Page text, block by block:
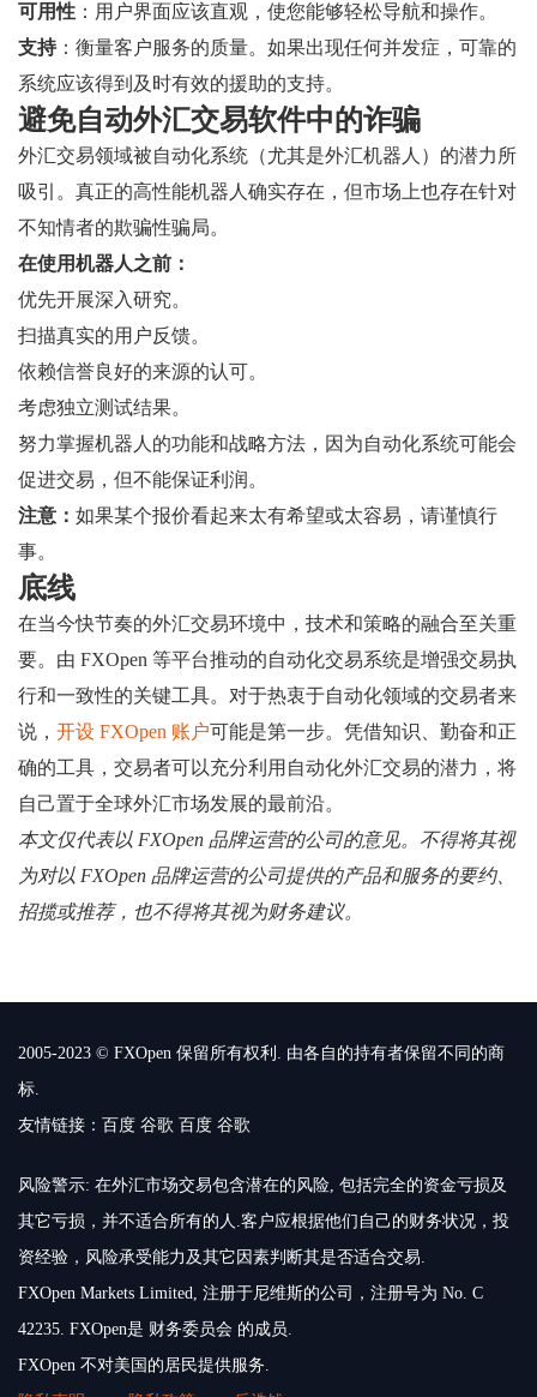
可用性 ：用户界面应该直观，使您能够轻松导航和操作。
支持：衡量客户服务的质量。如果出现任何并发症，可靠的
系统应该得到及时有效的援助的支持。
避免自动外汇交易软件中的诈骗
外汇交易领域被自动化系统（尤其是外汇机器人）的潜力所
吸引。真正的高性能机器人确实存在，但市场上也存在针对
不知情者的欺骗性骗局。
在使用机器人之前：
优先开展深入研究。
扫描真实的用户反馈。
依赖信誉良好的来源的认可。
考虑独立测试结果。
努力掌握机器人的功能和战略方法，因为自动化系统可能会
促进交易，但不能保证利润。
注意： 如果某个报价看起来太有希望或太容易，请谨慎行
事。
底线
在当今快节奏的外汇交易环境中，技术和策略的融合至关重
要。由 FXOpen 等平台推动的自动化交易系统是增强交易执
行和一致性的关键工具。对于热衷于自动化领域的交易者来
说， 开设 FXOpen 账户可能是第一步。凭借知识、勤奋和正
确的工具，交易者可以充分利用自动化外汇交易的潜力，将
自己置于全球外汇市场发展的最前沿。
本文仅代表以 FXOpen 品牌运营的公司的意见。不得将其视
为对以 FXOpen 品牌运营的公司提供的产品和服务的要约、
招揽或推荐，也不得将其视为财务建议。
2005-2023 © FXOpen 保留所有权利. 由各自的持有者保留不同的商
标.
友情链接： 百度 谷歌 百度 谷歌
风险警示: 在外汇市场交易包含潜在的风险, 包括完全的资金亏损及
其它亏损，并不适合所有的人.客户应根据他们自己的财务状况，投
资经验，风险承受能力及其它因素判断其是否适合交易.
FXOpen Markets Limited, 注册于尼维斯的公司，注册号为 No. C
42235. FXOpen是 财务委员会 的成员.
FXOpen 不对美国的居民提供服务.